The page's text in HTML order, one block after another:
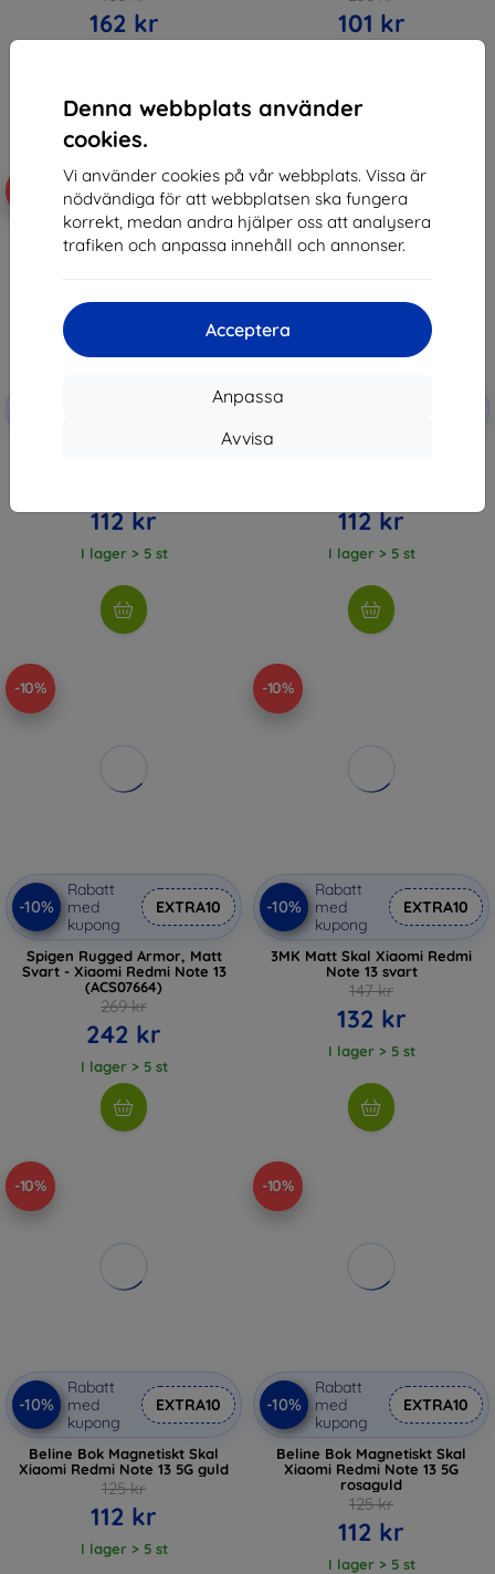
Denna webbplats använder
cookies.
Vi använder cookies på vår webbplats. Vissa är
nödvändiga för att webbplatsen ska fungera
korrekt, medan andra hjälper oss att analysera
trafiken och anpassa innehåll och annonser.
Acceptera
Anpassa
Avvisa
162 kr 101 kr
EXTRA10
112 kr
I lager > 5 st
-10%
-10%
112 kr
I lager > 5 st
-10%
-10%
Rabatt
med
kupong
EXTRA10
Spigen Rugged Armor, Matt
Svart - Xiaomi Redmi Note 13
(ACS07664)
269 kr
242 kr
I lager > 5 st
-10%
-10%
Rabatt
med
kupong
EXTRA10
3MK Matt Skal Xiaomi Redmi
Note 13 svart
147 kr
132 kr
I lager > 5 st
-10%
-10%
Rabatt
med
kupong
EXTRA10
Beline Bok Magnetiskt Skal
Xiaomi Redmi Note 13 5G guld
125 kr
112 kr
I lager > 5 st
-10%
-10%
Rabatt
med
kupong
EXTRA10
Beline Bok Magnetiskt Skal
Xiaomi Redmi Note 13 5G
rosaguld
125 kr
112 kr
I lager > 5 st